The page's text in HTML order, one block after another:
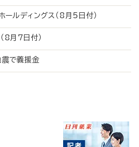
ホールディングス（8月5日付）
（8月7日付）
震で義援金